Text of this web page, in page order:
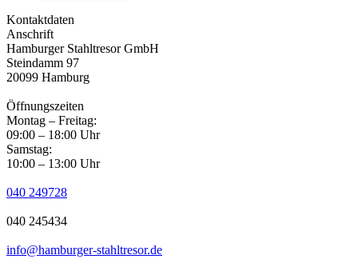
Kontaktdaten
Anschrift
Hamburger Stahltresor GmbH
Steindamm 97
20099 Hamburg
Öffnungszeiten
Montag – Freitag:
09:00 – 18:00 Uhr
Samstag:
10:00 – 13:00 Uhr
040 249728
040 245434
info@hamburger-stahltresor.de